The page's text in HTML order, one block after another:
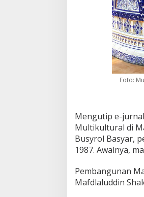
Foto:
Mengutip e-
Multikultural di
Busyrol Basyar,
1987. Awalnya,
Pembangunan
Mafdlaluddin